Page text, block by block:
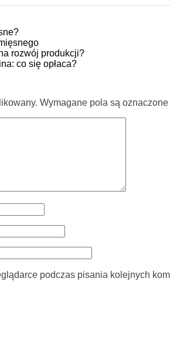
rozwój produkcji?
co się opłaca?
Wymagane pola są oznaczone
podczas pisania kolejnych